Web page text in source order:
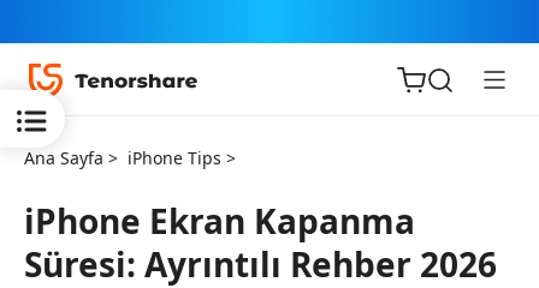
Ana Sayfa > iPhone Tips >
iPhone Ekran Kapanma
Süresi: Ayrıntılı Rehber 2026